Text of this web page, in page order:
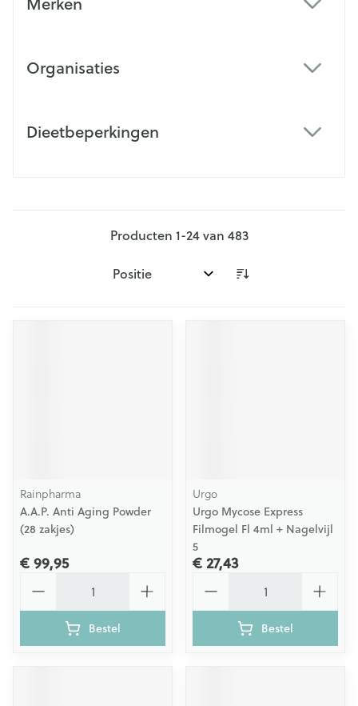
Organisaties
Dieetbeperkingen
Producten 1-24van 483
Sorteer op:
Rainpharma
A.A.P. Anti Aging Powder
(28 zakjes)
€ 99,95
Bestel
Urgo
Urgo Mycose Express
Filmogel Fl 4ml + Nagelvijl
5
€ 27,43
Bestel